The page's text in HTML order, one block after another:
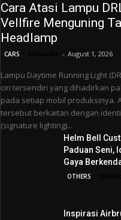
Cara Atasi Lampu
Vellfire Menguning
Headlamp
CARS - August 1, 2026
Lampu Daytime Running Light
ciri tersendiri yang dihadirkan
pada setiap mobil produksinya.
tersebut berkaitan dengan
(signature lighting)...
Helm Bell
Paduan Seni,
Gaya
OTHERS
Inspirasi